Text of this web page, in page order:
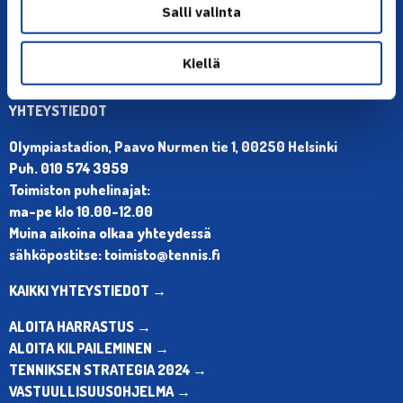
Salli valinta
Kiellä
YHTEYSTIEDOT
Olympiastadion, Paavo Nurmen tie 1, 00250 Helsinki
Puh. 010 574 3959
Toimiston puhelinajat:
ma-pe klo 10.00-12.00
Muina aikoina olkaa yhteydessä
sähköpostitse: toimisto@tennis.fi
KAIKKI YHTEYSTIEDOT →
ALOITA HARRASTUS →
ALOITA KILPAILEMINEN →
TENNIKSEN STRATEGIA 2024 →
VASTUULLISUUSOHJELMA →